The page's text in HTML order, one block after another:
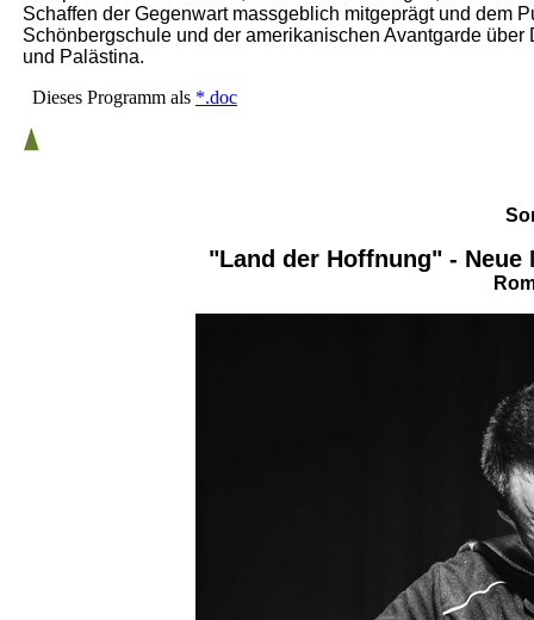
Schaffen der Gegenwart massgeblich mitgeprägt und dem
Schönbergschule und der amerikanischen Avantgarde
und Palästina.
Dieses Programm als *.doc
"Land der Hoffnung" -